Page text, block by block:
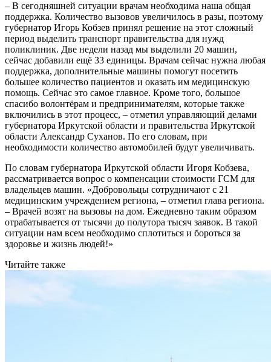
– В сегодняшней ситуации врачам необходима наша общая
поддержка. Количество вызовов увеличилось в разы, поэтому
губернатор Игорь Кобзев принял решение на этот сложный
период выделить транспорт правительства для нужд
поликлиник. Две недели назад мы выделили 20 машин,
сейчас добавили ещё 33 единицы. Врачам сейчас нужна любая
поддержка, дополнительные машины помогут посетить
большее количество пациентов и оказать им медицинскую
помощь. Сейчас это самое главное. Кроме того, большое
спасибо волонтёрам и предпринимателям, которые также
включились в этот процесс, – отметил управляющий делами
губернатора Иркутской области и правительства Иркутской
области Александр Суханов. По его словам, при
необходимости количество автомобилей будут увеличивать.
По словам губернатора Иркутской области Игоря Кобзева,
рассматривается вопрос о компенсации стоимости ГСМ для
владельцев машин. «Добровольцы сотрудничают с 21
медицинским учреждением региона, – отметил глава региона.
– Врачей возят на вызовы на дом. Ежедневно таким образом
отрабатывается от тысячи до полутора тысяч заявок. В такой
ситуации нам всем необходимо сплотиться и бороться за
здоровье и жизнь людей!»
Читайте также